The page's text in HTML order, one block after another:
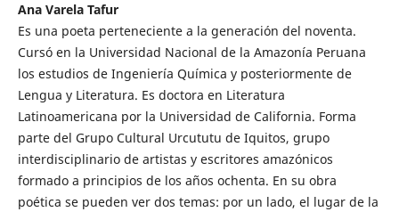
Ana Varela Tafur
Es una poeta perteneciente a la generación del noventa.
Cursó en la Universidad Nacional de la Amazonía Peruana
los estudios de Ingeniería Química y posteriormente de
Lengua y Literatura. Es doctora en Literatura
Latinoamericana por la Universidad de California. Forma
parte del Grupo Cultural Urcututu de Iquitos, grupo
interdisciplinario de artistas y escritores amazónicos
formado a principios de los años ochenta. En su obra
poética se pueden ver dos temas: por un lado, el lugar de la